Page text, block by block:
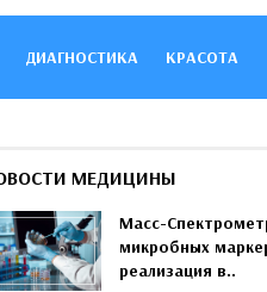
ДИАГНОСТИКА КРАСОТА
МЕДИЦИНЫ
Масс-
микробных
реализация в..